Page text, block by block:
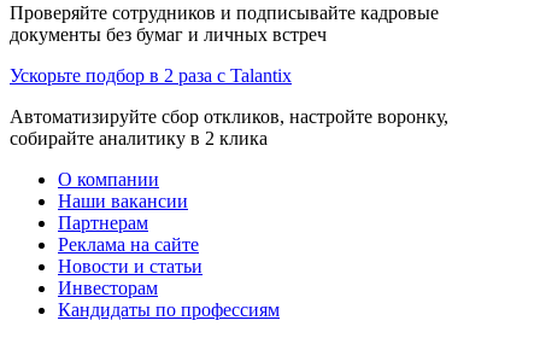
Проверяйте сотрудников и подписывайте кадровые
документы без бумаг и личных встреч
Ускорьте подбор в 2 раза с Talantix
Автоматизируйте сбор откликов, настройте воронку,
собирайте аналитику в 2 клика
О компании
Наши вакансии
Партнерам
Реклама на сайте
Новости и статьи
Инвесторам
Кандидаты по профессиям